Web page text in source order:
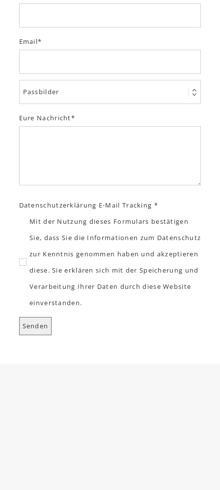
Email
Eure Nachricht
Datenschutzerklärung E-Mail Tracking *
Mit der Nutzung dieses Formulars bestätigen
Sie, dass Sie die Informationen zum Datenschutz
zur Kenntnis genommen haben und akzeptieren
diese. Sie erklären sich mit der Speicherung und
Verarbeitung Ihrer Daten durch diese Website
einverstanden.